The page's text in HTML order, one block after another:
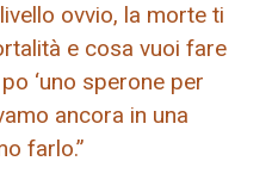
ovvio, la morte ti
e cosa vuoi fare
‘uno sperone per
ancora in una
farlo.”